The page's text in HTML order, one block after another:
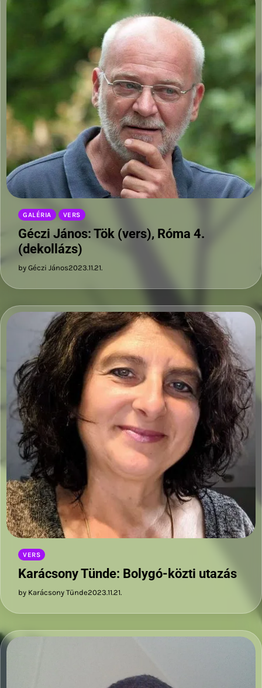
GALÉRIA VERS
Géczi János: Tök (vers), Róma 4.
(dekollázs)
by Géczi János2023.11.21.
VERS
Karácsony Tünde: Bolygó-közti utazás
by Karácsony Tünde2023.11.21.